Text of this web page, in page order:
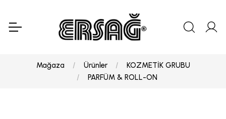
Mağaza Ürünler
KOZMETİK GRUBU
PARFÜM & ROLL-ON